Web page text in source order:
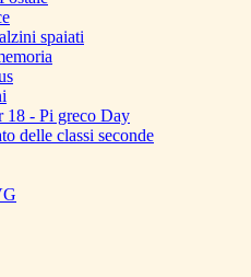
spaiati
18 - Pi greco Day
delle classi seconde